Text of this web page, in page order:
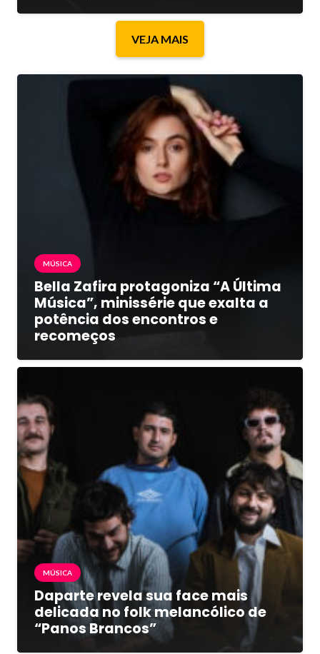
VEJA MAIS
MÚSICA
Bella Zafira protagoniza “A Última
Música”, minissérie que exalta a
potência dos encontros e
recomeços
MÚSICA
Daparte revela sua face mais
delicada no folk melancólico de
“Panos Brancos”